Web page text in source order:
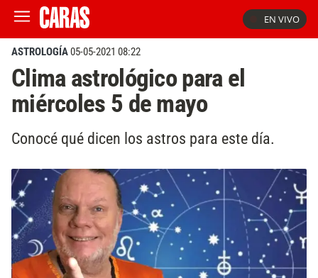
EN VIVO
ASTROLOGÍA05-05-2021 08:22
Clima astrológico para el
miércoles 5 de mayo
Conocé qué dicen los astros para este día.